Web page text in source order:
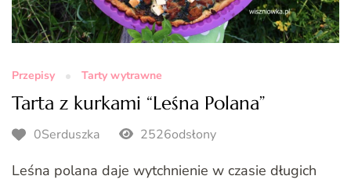
Przepisy Tarty wytrawne
Tarta z kurkami “Leśna Polana”
0Serduszka 2526odsłony
Leśna polana daje wytchnienie w czasie długich